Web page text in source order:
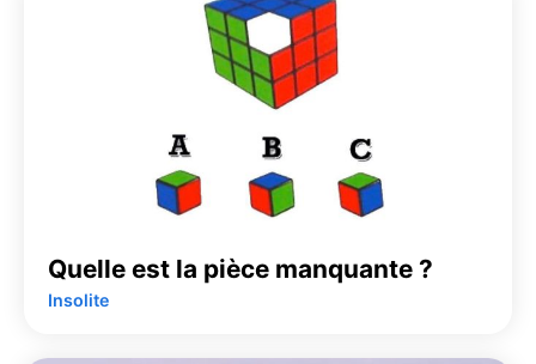
Quelle est la pièce manquante ?
Insolite